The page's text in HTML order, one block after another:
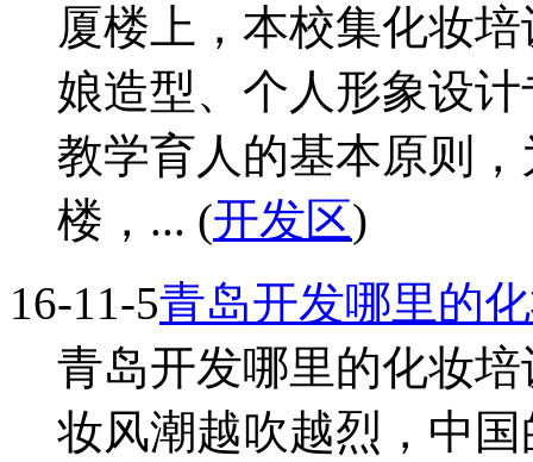
厦楼上，本校集化妆
娘造型、个人形象设
教学育人的基本原则
楼，... (开发区)
16-11-5青岛开发哪里的
青岛开发哪里的化妆
妆风潮越吹越烈，中